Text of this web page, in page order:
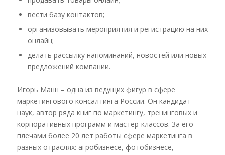
вести базу контактов;
организовывать мероприятия и регистрацию на них
онлайн;
делать рассылку напоминаний, новостей или новых
предложений компании.
Игорь Манн – одна из ведущих фигур в сфере
маркетингового консалтинга России. Он кандидат
наук, автор ряда книг по маркетингу, тренинговых и
корпоративных программ и мастер-классов. За его
плечами более 20 лет работы сфере маркетинга в
разных отраслях: агробизнесе, фотобизнесе,